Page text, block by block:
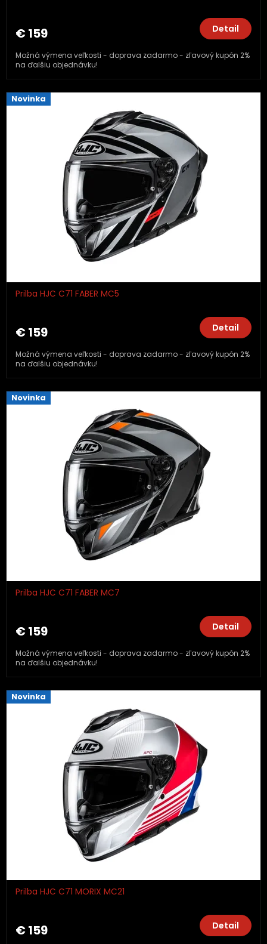
€ 159 Detail
Možná výmena veľkosti - doprava zadarmo - zľavový kupón 2%
na ďalšiu objednávku!
Novinka
Prilba HJC C71 FABER MC5
€ 159 Detail
Možná výmena veľkosti - doprava zadarmo - zľavový kupón 2%
na ďalšiu objednávku!
Novinka
Prilba HJC C71 FABER MC7
€ 159 Detail
Možná výmena veľkosti - doprava zadarmo - zľavový kupón 2%
na ďalšiu objednávku!
Novinka
Prilba HJC C71 MORIX MC21
€ 159 Detail